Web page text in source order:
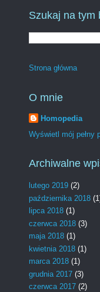
Szukaj na tym
Strona główna
O mnie
Homopedia
Wyświetl mój pełny
Archiwalne
lutego 2019 (2)
października 2018
lipca 2018 (1)
czerwca 2018 (3)
maja 2018 (1)
kwietnia 2018 (1)
marca 2018 (1)
grudnia 2017 (3)
czerwca 2017 (2)